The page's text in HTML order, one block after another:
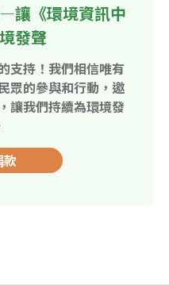
讓《環境資訊中
發聲
支持！我們相信唯有
眾的參與和行動，邀
讓我們持續為環境發
款